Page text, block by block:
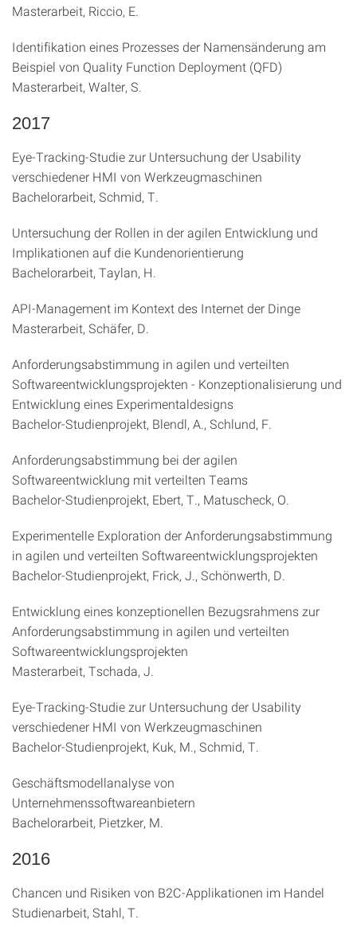
Masterarbeit, Riccio, E.
Identifikation eines Prozesses der Namensänderung am
Beispiel von Quality Function Deployment (QFD)
Masterarbeit, Walter, S.
2017
Eye-Tracking-Studie zur Untersuchung der Usability
verschiedener HMI von Werkzeugmaschinen
Bachelorarbeit, Schmid, T.
Untersuchung der Rollen in der agilen Entwicklung und
Implikationen auf die Kundenorientierung
Bachelorarbeit, Taylan, H.
API-Management im Kontext des Internet der Dinge
Masterarbeit, Schäfer, D.
Anforderungsabstimmung in agilen und verteilten
Softwareentwicklungsprojekten - Konzeptionalisierung und
Entwicklung eines Experimentaldesigns
Bachelor-Studienprojekt, Blendl, A., Schlund, F.
Anforderungsabstimmung bei der agilen
Softwareentwicklung mit verteilten Teams
Bachelor-Studienprojekt, Ebert, T., Matuscheck, O.
Experimentelle Exploration der Anforderungsabstimmung
in agilen und verteilten Softwareentwicklungsprojekten
Bachelor-Studienprojekt, Frick, J., Schönwerth, D.
Entwicklung eines konzeptionellen Bezugsrahmens zur
Anforderungsabstimmung in agilen und verteilten
Softwareentwicklungsprojekten
Masterarbeit, Tschada, J.
Eye-Tracking-Studie zur Untersuchung der Usability
verschiedener HMI von Werkzeugmaschinen
Bachelor-Studienprojekt, Kuk, M., Schmid, T.
Geschäftsmodellanalyse von
Unternehmenssoftwareanbietern
Bachelorarbeit, Pietzker, M.
2016
Chancen und Risiken von B2C-Applikationen im Handel
Studienarbeit, Stahl, T.